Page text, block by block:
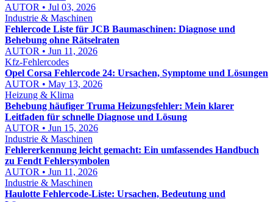
AUTOR • Jul 03, 2026
Industrie & Maschinen
Fehlercode Liste für JCB Baumaschinen: Diagnose und
Behebung ohne Rätselraten
AUTOR • Jun 11, 2026
Kfz-Fehlercodes
Opel Corsa Fehlercode 24: Ursachen, Symptome und Lösungen
AUTOR • May 13, 2026
Heizung & Klima
Behebung häufiger Truma Heizungsfehler: Mein klarer
Leitfaden für schnelle Diagnose und Lösung
AUTOR • Jun 15, 2026
Industrie & Maschinen
Fehlererkennung leicht gemacht: Ein umfassendes Handbuch
zu Fendt Fehlersymbolen
AUTOR • Jun 11, 2026
Industrie & Maschinen
Haulotte Fehlercode-Liste: Ursachen, Bedeutung und